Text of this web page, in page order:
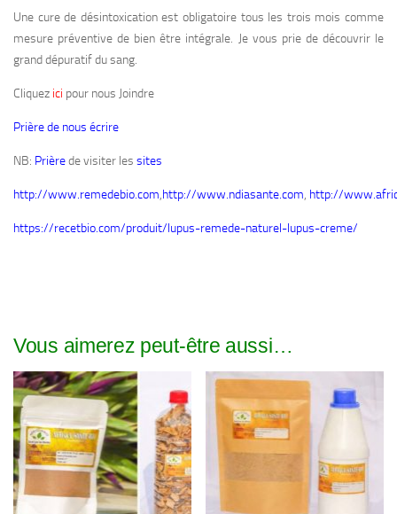
Une cure de désintoxication est obligatoire tous les trois mois comme
mesure préventive de bien être intégrale. Je vous prie de découvrir le
grand dépuratif du sang.
Cliquez ici pour nous Joindre
Prière de nous écrire
NB: Prièrede visiter les sites
http://www.remedebio.com,http://www.ndiasante.com, http://
https://recetbio.com/produit/lupus-remede-naturel-lupus-creme/
Vous aimerez peut-être aussi…